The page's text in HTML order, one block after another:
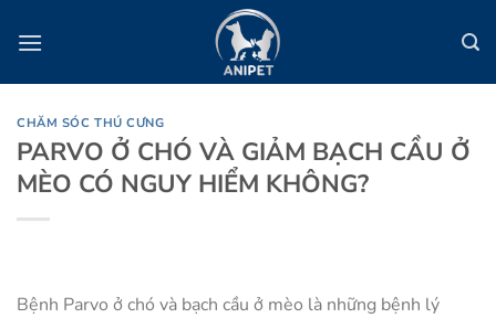
qua
CHĂM SÓC THÚ CƯNG
PARVO Ở CHÓ VÀ GIẢM BẠCH CẦU Ở
MÈO CÓ NGUY HIỂM KHÔNG?
Bệnh Parvo ở chó và bạch cầu ở mèo là những bệnh lý